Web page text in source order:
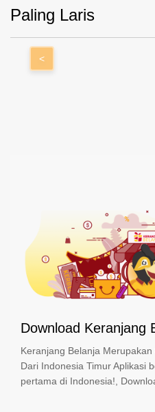
Paling Laris
<
Download Keranjang
Keranjang Belanja
Dari Indonesia Timur Aplikasi
pertama di Indonesia!,